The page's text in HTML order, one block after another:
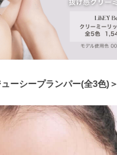
ーシープランパー(全3色)＞